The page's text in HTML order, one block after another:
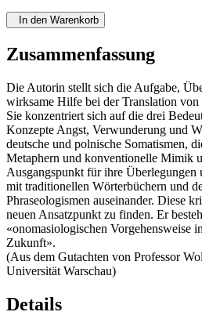
In den Warenkorb
Zusammenfassung
Die Autorin stellt sich die Aufgabe,
wirksame Hilfe bei der Translation von
Sie konzentriert sich auf die drei
Konzepte Angst, Verwunderung und
deutsche und polnische Somatismen,
Metaphern und konventionelle Mimik
Ausgangspunkt für ihre Überlegungen
mit traditionellen Wörterbüchern und
Phraseologismen auseinander. Diese
neuen Ansatzpunkt zu finden. Er
«onomasiologischen Vorgehensweise
Zukunft».
(Aus dem Gutachten von Professor
Universität Warschau)
Details